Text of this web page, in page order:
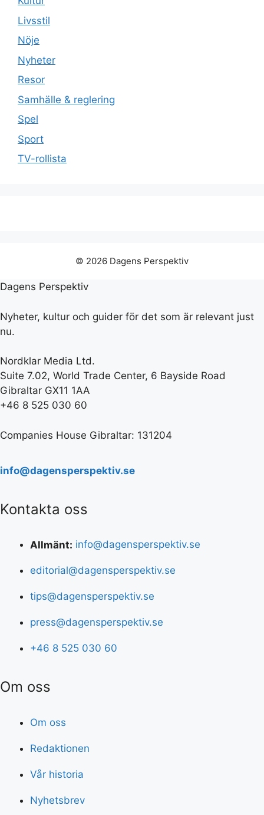
Livsstil
Nöje
Nyheter
Resor
Samhälle & reglering
Spel
Sport
TV-rollista
© 2026 Dagens Perspektiv
Dagens Perspektiv
Nyheter, kultur och guider för det som är relevant just
nu.
Nordklar Media Ltd.
Suite 7.02, World Trade Center, 6 Bayside Road
Gibraltar GX11 1AA
+46 8 525 030 60
Companies House Gibraltar: 131204
info@dagensperspektiv.se
Kontakta oss
Allmänt: info@dagensperspektiv.se
editorial@dagensperspektiv.se
tips@dagensperspektiv.se
press@dagensperspektiv.se
+46 8 525 030 60
Om oss
Om oss
Redaktionen
Vår historia
Nyhetsbrev